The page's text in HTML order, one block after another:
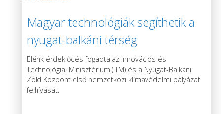
Magyar technológiák segíthetik a
nyugat-balkáni térség
klímavédelmét
Élénk érdeklődés fogadta az Innovációs és
Technológiai Minisztérium (ITM) és a Nyugat-Balkáni
Zöld Központ első nemzetközi klímavédelmi pályázati
felhívását.